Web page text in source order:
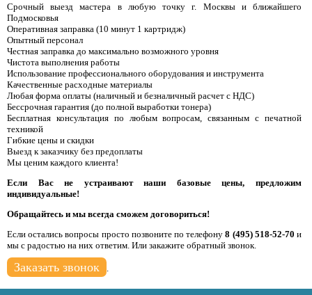
Срочный выезд мастера в любую точку г. Москвы и ближайшего
Подмосковья
Оперативная заправка (10 минут 1 картридж)
Опытный персонал
Честная заправка до максимально возможного уровня
Чистота выполнения работы
Использование профессионального оборудования и инструмента
Качественные расходные материалы
Любая форма оплаты (наличный и безналичный расчет с НДС)
Бессрочная гарантия (до полной выработки тонера)
Бесплатная консультация по любым вопросам, связанным с печатной
техникой
Гибкие цены и скидки
Выезд к заказчику без предоплаты
Мы ценим каждого клиента!
Если Вас не устраивают наши базовые цены, предложим
индивидуальные!
Обращайтесь и мы всегда сможем договориться!
Если остались вопросы просто позвоните по телефону8 (495) 518-52-70 и
мы с радостью на них ответим. Или закажите обратный звонок.
Заказать звонок